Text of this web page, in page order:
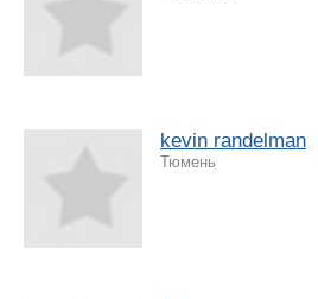
kevin randelman
Тюмень